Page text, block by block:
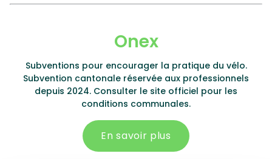
Onex
Subventions pour encourager la pratique du vélo.
Subvention cantonale réservée aux professionnels
depuis 2024. Consulter le site officiel pour les
conditions communales.
En savoir plus